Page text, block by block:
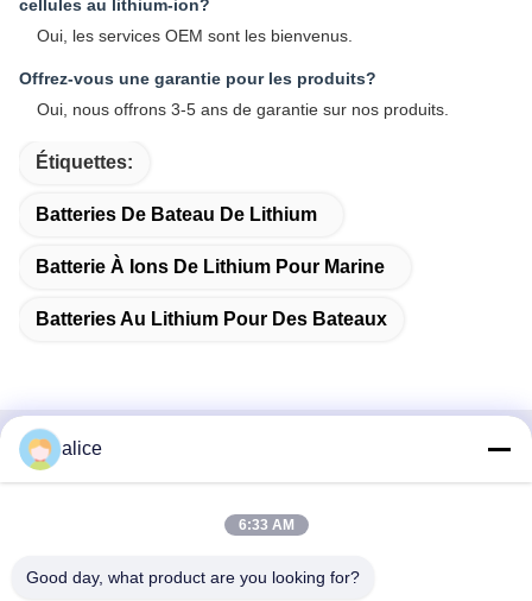
cellules au lithium-ion?
Oui, les services OEM sont les bienvenus.
Offrez-vous une garantie pour les produits?
Oui, nous offrons 3-5 ans de garantie sur nos produits.
Étiquettes:
Batteries De Bateau De Lithium
Batterie À Ions De Lithium Pour Marine
Batteries Au Lithium Pour Des Bateaux
Contact rapide
Zone de Haute Technologie, Ville de Zaozhuang, Shandong,
alice
6:33 AM
Good day, what product are you looking for?